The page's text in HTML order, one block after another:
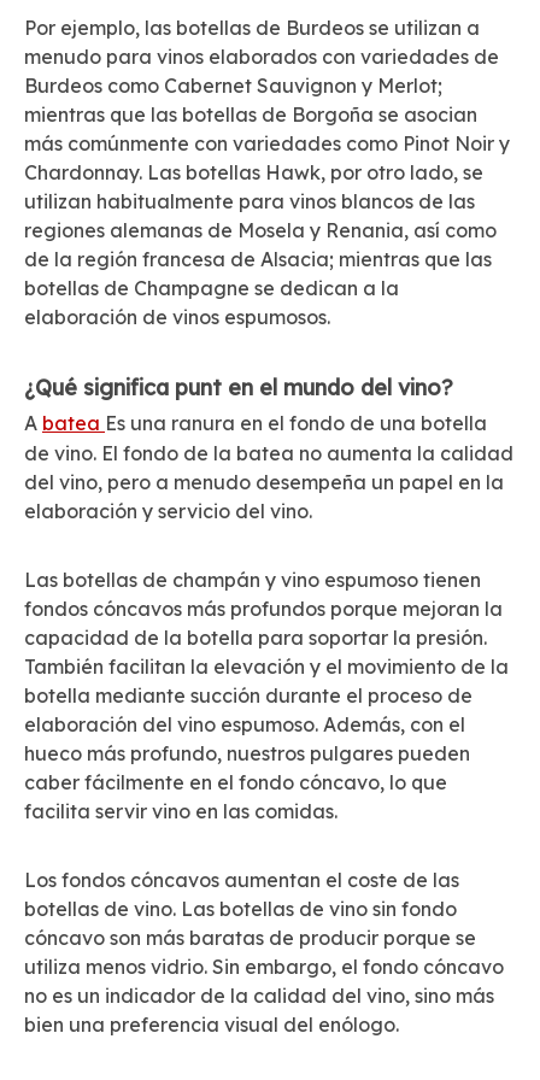
Por ejemplo, las botellas de Burdeos se utilizan a
menudo para vinos elaborados con variedades de
Burdeos como Cabernet Sauvignon y Merlot;
mientras que las botellas de Borgoña se asocian
más comúnmente con variedades como Pinot Noir y
Chardonnay. Las botellas Hawk, por otro lado, se
utilizan habitualmente para vinos blancos de las
regiones alemanas de Mosela y Renania, así como
de la región francesa de Alsacia; mientras que las
botellas de Champagne se dedican a la
elaboración de vinos espumosos.
¿Qué significa punt en el mundo del vino?
A batea Es una ranura en el fondo de una botella
de vino. El fondo de la batea no aumenta la calidad
del vino, pero a menudo desempeña un papel en la
elaboración y servicio del vino.
Las botellas de champán y vino espumoso tienen
fondos cóncavos más profundos porque mejoran la
capacidad de la botella para soportar la presión.
También facilitan la elevación y el movimiento de la
botella mediante succión durante el proceso de
elaboración del vino espumoso. Además, con el
hueco más profundo, nuestros pulgares pueden
caber fácilmente en el fondo cóncavo, lo que
facilita servir vino en las comidas.
Los fondos cóncavos aumentan el coste de las
botellas de vino. Las botellas de vino sin fondo
cóncavo son más baratas de producir porque se
utiliza menos vidrio. Sin embargo, el fondo cóncavo
no es un indicador de la calidad del vino, sino más
bien una preferencia visual del enólogo.